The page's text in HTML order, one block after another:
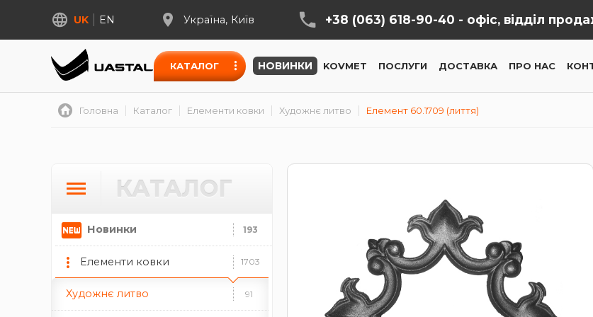
UK EN Україна Київ +38 (063) 618-90-40 - офіс, відділ
КАТАЛОГ НОВИНКИ KOVMET ПОСЛУГИ ДОСТАВКА ПРО НАС
Головна Каталог Елементи ковки Художнє литво Елемент 60.1709 (лиття)
КАТАЛОГ
Новинки 193
Елементи ковки 1703
Художнє литво 91